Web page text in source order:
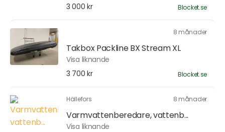
3 000 kr
Blocket.se
8 månader
Takbox Packline BX Stream XL
Visa liknande
3 700 kr
Blocket.se
Hällefors 8 månader
Varmvattenberedare, vattenb...
Visa liknande